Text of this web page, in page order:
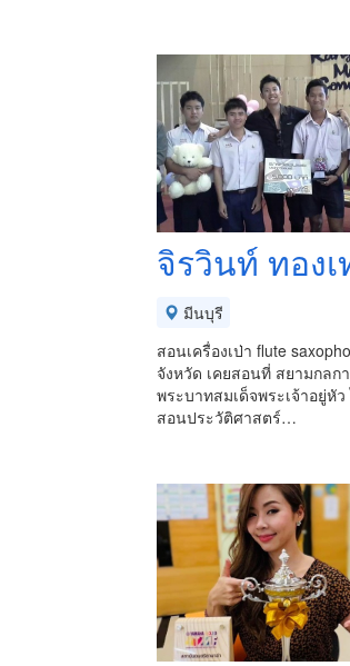
จิรวินท์ ทอง
มีนบุรี
สอนเครื่องเป่า flute
จังหวัด เคยสอนที่ สยามกล
พระบาทสมเด็จพระเจ้าอยู่หั
สอนประวัติศาสตร์…